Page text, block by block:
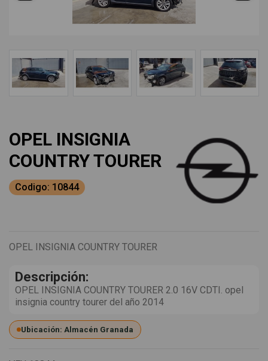
OPEL INSIGNIA
COUNTRY TOURER
Codigo: 10844
OPEL INSIGNIA COUNTRY TOURER
Descripción:
OPEL INSIGNIA COUNTRY TOURER 2.0 16V CDTI. opel
insignia country tourer del año 2014
Ubicación: Almacén Granada